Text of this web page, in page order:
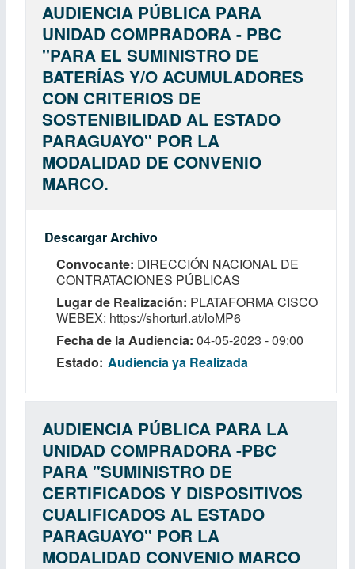
AUDIENCIA PÚBLICA PARA
UNIDAD COMPRADORA - PBC
''PARA EL SUMINISTRO DE
BATERÍAS Y/O ACUMULADORES
CON CRITERIOS DE
SOSTENIBILIDAD AL ESTADO
PARAGUAYO'' POR LA
MODALIDAD DE CONVENIO
MARCO.
Descargar Archivo
Convocante DIRECCIÓN NACIONAL DE
CONTRATACIONES PÚBLICAS
Lugar de Realización PLATAFORMA CISCO
WEBEX: https://shorturl.at/loMP6
Fecha de la Audiencia 04-05-2023 - 09:00
Estado Audiencia ya Realizada
AUDIENCIA PÚBLICA PARA LA
UNIDAD COMPRADORA -PBC
PARA "SUMINISTRO DE
CERTIFICADOS Y DISPOSITIVOS
CUALIFICADOS AL ESTADO
PARAGUAYO" POR LA
MODALIDAD CONVENIO MARCO